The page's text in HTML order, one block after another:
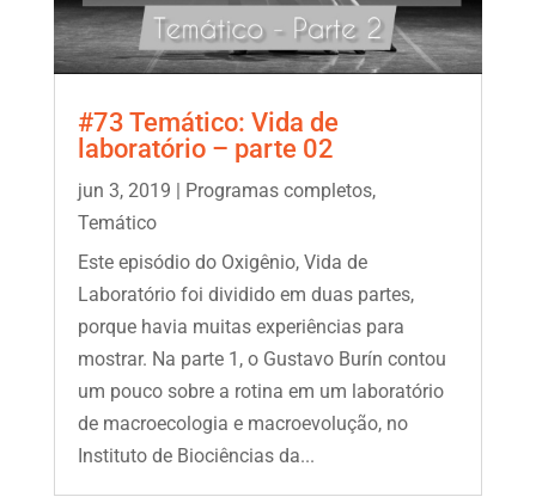
#73 Temático: Vida de
laboratório – parte 02
jun 3, 2019 | Programas completos,
Temático
Este episódio do Oxigênio, Vida de
Laboratório foi dividido em duas partes,
porque havia muitas experiências para
mostrar. Na parte 1, o Gustavo Burín contou
um pouco sobre a rotina em um laboratório
de macroecologia e macroevolução, no
Instituto de Biociências da...